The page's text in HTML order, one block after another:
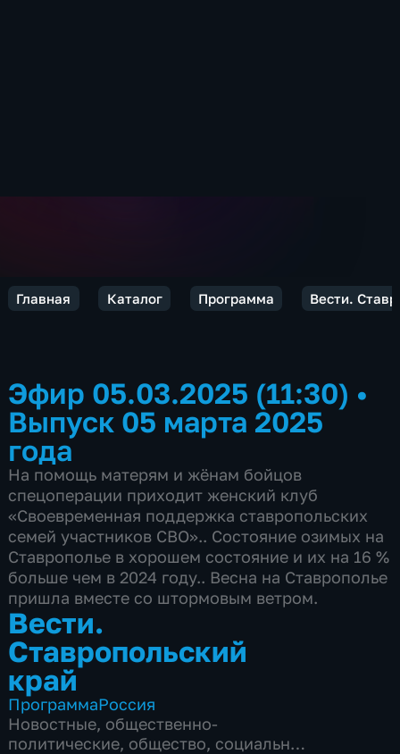
Главная Каталог Программа Вести.
Эфир 05.03.2025 (11:30) •
Выпуск 05 марта 2025
года
На помощь матерям и жёнам бойцов
спецоперации приходит женский клуб
«Своевременная поддержка ставропольских
семей участников СВО».. Состояние озимых на
Ставрополье в хорошем состояние и их на 16 %
больше чем в 2024 году.. Весна на Ставрополье
пришла вместе со штормовым ветром.
Вести.
Ставропольский
край
ПрограммаРоссия
Новостные, общественно-
политические, общество, социально-